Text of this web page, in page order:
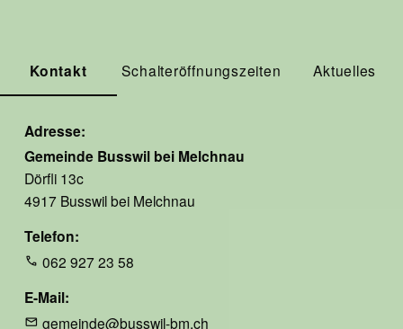
Kontakt Schalteröffnungszeiten Aktuelles
Adresse
Gemeinde Busswil bei Melchnau
Dörfli 13c
4917 Busswil bei Melchnau
Telefon
062 927 23 58
E-Mail
gemeinde@busswil-bm.ch